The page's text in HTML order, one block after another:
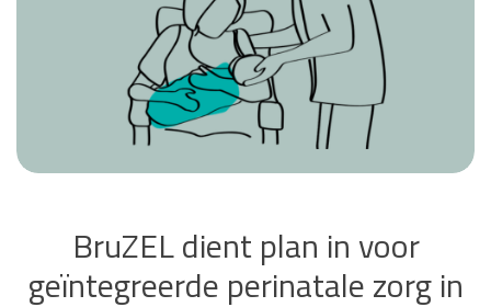
BruZEL dient plan in voor
geïntegreerde perinatale zorg in